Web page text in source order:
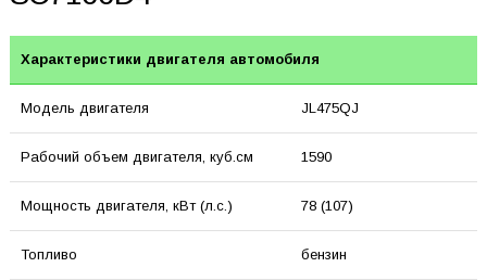
Характеристики двигателя автомобиля
Модель двигателя JL475QJ
Рабочий объем двигателя, куб.см 1590
Мощность двигателя, кВт (л.с.) 78 (107)
Топливо бензин